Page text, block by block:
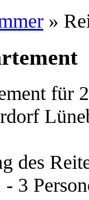
»